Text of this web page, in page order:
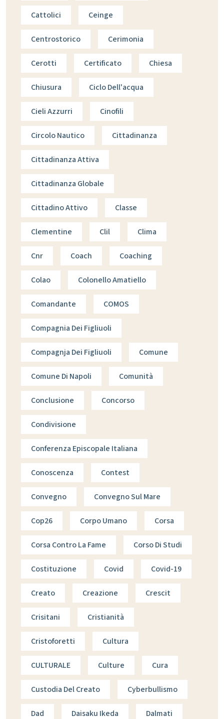
Cattolici Ceinge
Centrostorico Cerimonia
Cerotti Certificato Chiesa
Chiusura Ciclo Dell'acqua
Cieli Azzurri Cinofili
Circolo Nautico Cittadinanza
Cittadinanza Attiva
Cittadinanza Globale
Cittadino Attivo Classe
Clementine Clil Clima
Cnr Coach Coaching
Colao Colonello Amatiello
Comandante COMOS
Compagnia Dei Figliuoli
Compagnja Dei Figliuoli Comune
Comune Di Napoli Comunità
Conclusione Concorso
Condivisione
Conferenza Episcopale Italiana
Conoscenza Contest
Convegno Convegno Sul Mare
Cop26 Corpo Umano Corsa
Corsa Contro La Fame Corso Di Studi
Costituzione Covid Covid-19
Creato Creazione Crescit
Crisitani Cristianità
Cristoforetti Cultura
CULTURALE Culture Cura
Custodia Del Creato Cyberbullismo
Dad Daisaku Ikeda Dalmati